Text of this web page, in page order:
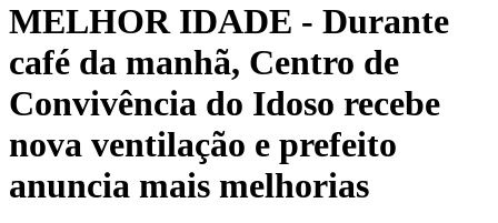
MELHOR IDADE - Durante
café da manhã, Centro de
Convivência do Idoso recebe
nova ventilação e prefeito
anuncia mais melhorias